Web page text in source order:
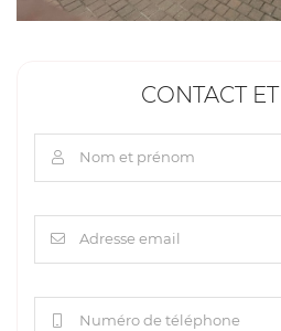
CONTACT
 Nom et prénom
 Adresse email
Numéro de téléphone